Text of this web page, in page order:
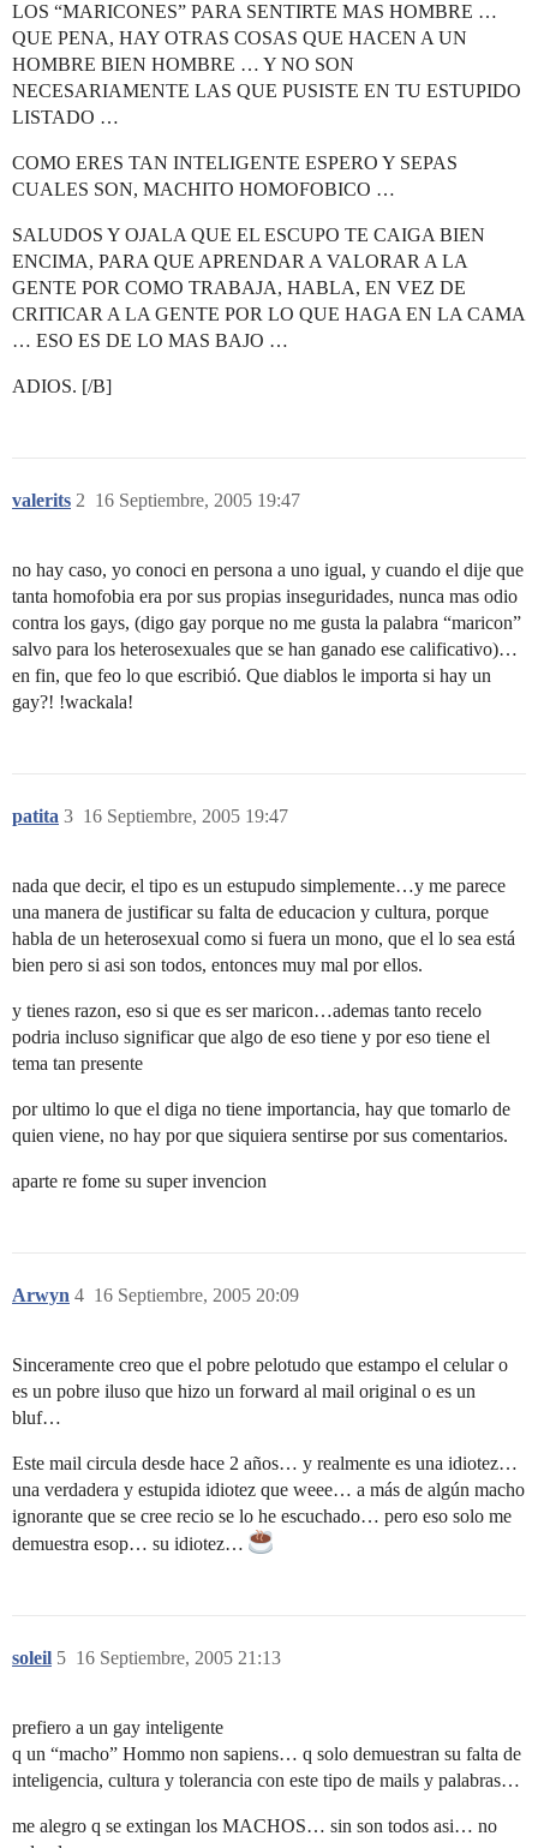
LOS “MARICONES” PARA SENTIRTE MAS HOMBRE …
QUE PENA, HAY OTRAS COSAS QUE HACEN A UN
HOMBRE BIEN HOMBRE … Y NO SON
NECESARIAMENTE LAS QUE PUSISTE EN TU ESTUPIDO
LISTADO …
COMO ERES TAN INTELIGENTE ESPERO Y SEPAS
CUALES SON, MACHITO HOMOFOBICO …
SALUDOS Y OJALA QUE EL ESCUPO TE CAIGA BIEN
ENCIMA, PARA QUE APRENDAR A VALORAR A LA
GENTE POR COMO TRABAJA, HABLA, EN VEZ DE
CRITICAR A LA GENTE POR LO QUE HAGA EN LA CAMA
… ESO ES DE LO MAS BAJO …
ADIOS. [/B]
valerits 16 Septiembre, 2005 19:47
2
no hay caso, yo conoci en persona a uno igual, y cuando el dije que
tanta homofobia era por sus propias inseguridades, nunca mas odio
contra los gays, (digo gay porque no me gusta la palabra “maricon”
salvo para los heterosexuales que se han ganado ese calificativo)…
en fin, que feo lo que escribió. Que diablos le importa si hay un
gay?! !wackala!
patita 16 Septiembre, 2005 19:47
3
nada que decir, el tipo es un estupudo simplemente…y me parece
una manera de justificar su falta de educacion y cultura, porque
habla de un heterosexual como si fuera un mono, que el lo sea está
bien pero si asi son todos, entonces muy mal por ellos.
y tienes razon, eso si que es ser maricon…ademas tanto recelo
podria incluso significar que algo de eso tiene y por eso tiene el
tema tan presente
por ultimo lo que el diga no tiene importancia, hay que tomarlo de
quien viene, no hay por que siquiera sentirse por sus comentarios.
aparte re fome su super invencion
Arwyn 16 Septiembre, 2005 20:09
4
Sinceramente creo que el pobre pelotudo que estampo el celular o
es un pobre iluso que hizo un forward al mail original o es un
bluf…
Este mail circula desde hace 2 años… y realmente es una idiotez…
una verdadera y estupida idiotez que weee… a más de algún macho
ignorante que se cree recio se lo he escuchado… pero eso solo me
demuestra esop… su idiotez…
soleil 16 Septiembre, 2005 21:13
5
prefiero a un gay inteligente
q un “macho” Hommo non sapiens… q solo demuestran su falta de
inteligencia, cultura y tolerancia con este tipo de mails y palabras…
me alegro q se extingan los MACHOS… sin son todos asi… no